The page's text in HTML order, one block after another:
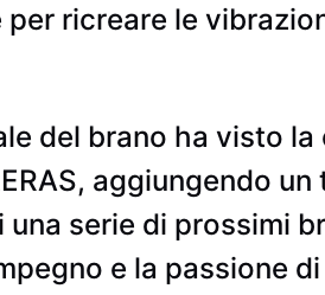
ricreare le
del brano ha visto
aggiungendo
serie di prossimi
e la passione